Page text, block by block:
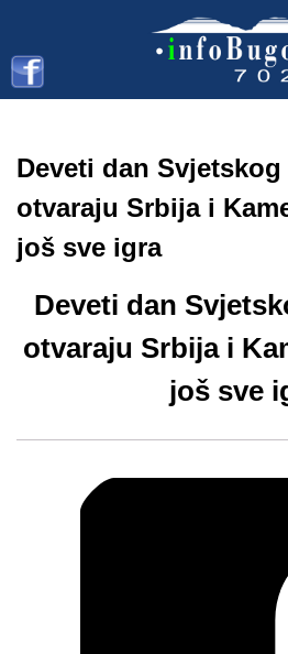
Deveti dan
otvaraju Srbija i
još sve igra
Deveti dan
otvaraju Srbija i
još sve